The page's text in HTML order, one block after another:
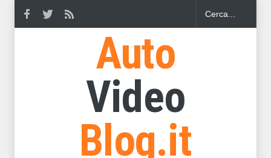
Auto
Video
Blog.it